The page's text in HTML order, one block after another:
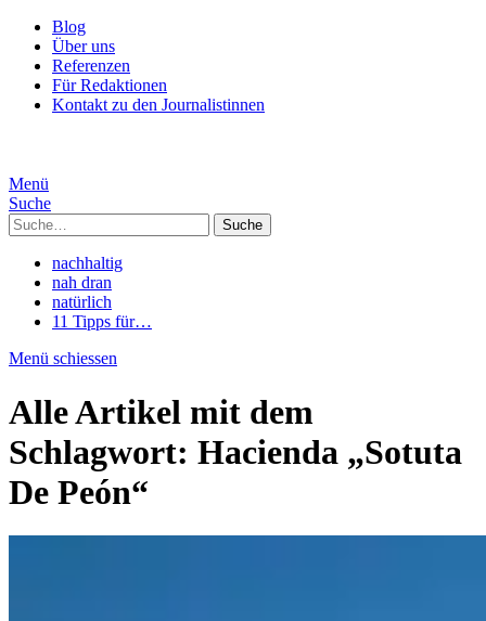
Blog
Über uns
Referenzen
Für Redaktionen
Kontakt zu den Journalistinnen
Menü
Suche
Suche
nachhaltig
nah dran
natürlich
11 Tipps für…
Menü schiessen
Alle Artikel mit dem
Schlagwort: Hacienda „Sotuta
De Peón“